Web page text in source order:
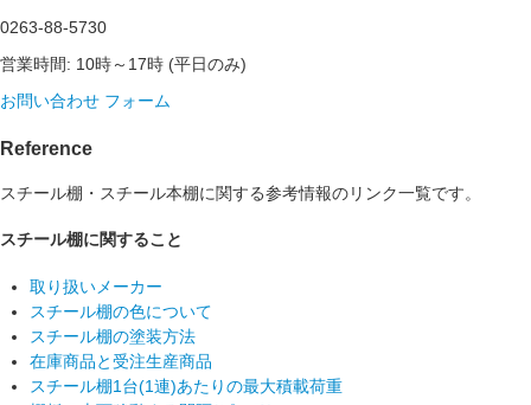
0263-88-5730
営業時間: 10時～17時 (平日のみ)
お問い合わせ フォーム
Reference
スチール棚・スチール本棚に関する参考情報のリンク一覧です。
スチール棚に関すること
取り扱いメーカー
スチール棚の色について
スチール棚の塗装方法
在庫商品と受注生産商品
スチール棚1台(1連)あたりの最大積載荷重